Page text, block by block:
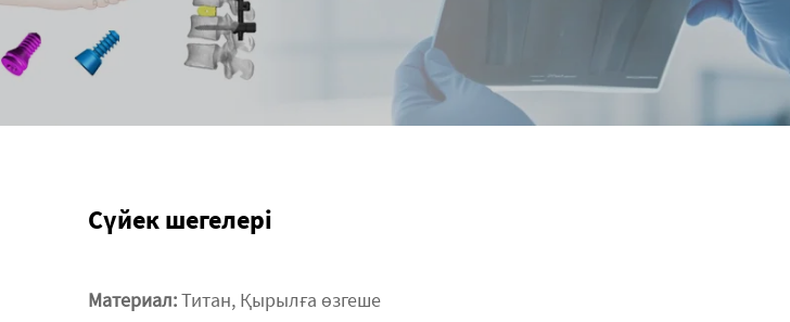
Сүйек шегелері
Материал:Титан, Қырылға өзгеше